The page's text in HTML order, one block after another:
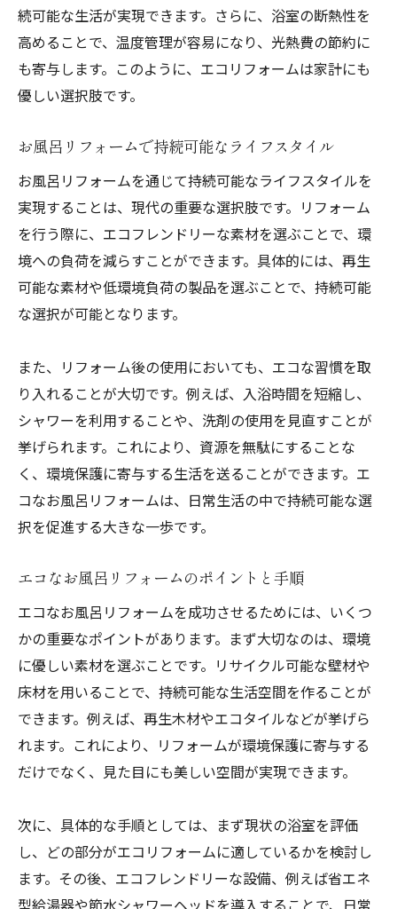
続可能な生活が実現できます。さらに、浴室の断熱性を
高めることで、温度管理が容易になり、光熱費の節約に
も寄与します。このように、エコリフォームは家計にも
優しい選択肢です。
お風呂リフォームで持続可能なライフスタイル
お風呂リフォームを通じて持続可能なライフスタイルを
実現することは、現代の重要な選択肢です。リフォーム
を行う際に、エコフレンドリーな素材を選ぶことで、環
境への負荷を減らすことができます。具体的には、再生
可能な素材や低環境負荷の製品を選ぶことで、持続可能
な選択が可能となります。
また、リフォーム後の使用においても、エコな習慣を取
り入れることが大切です。例えば、入浴時間を短縮し、
シャワーを利用することや、洗剤の使用を見直すことが
挙げられます。これにより、資源を無駄にすることな
く、環境保護に寄与する生活を送ることができます。エ
コなお風呂リフォームは、日常生活の中で持続可能な選
択を促進する大きな一歩です。
エコなお風呂リフォームのポイントと手順
エコなお風呂リフォームを成功させるためには、いくつ
かの重要なポイントがあります。まず大切なのは、環境
に優しい素材を選ぶことです。リサイクル可能な壁材や
床材を用いることで、持続可能な生活空間を作ることが
できます。例えば、再生木材やエコタイルなどが挙げら
れます。これにより、リフォームが環境保護に寄与する
だけでなく、見た目にも美しい空間が実現できます。
次に、具体的な手順としては、まず現状の浴室を評価
し、どの部分がエコリフォームに適しているかを検討し
ます。その後、エコフレンドリーな設備、例えば省エネ
型給湯器や節水シャワーヘッドを導入することで、日常